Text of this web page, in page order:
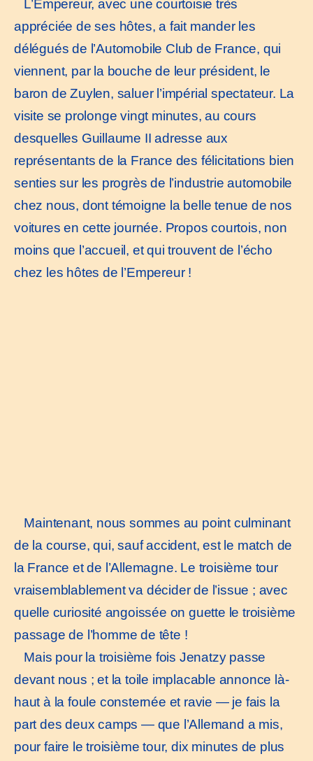
L’Empereur, avec une courtoisie très
appréciée de ses hôtes, a fait mander les
délégués de l’Automobile Club de France, qui
viennent, par la bouche de leur président, le
baron de Zuylen, saluer l’impérial spectateur. La
visite se prolonge vingt minutes, au cours
desquelles Guillaume II adresse aux
représentants de la France des félicitations bien
senties sur les progrès de l’industrie automobile
chez nous, dont témoigne la belle tenue de nos
voitures en cette journée. Propos courtois, non
moins que l’accueil, et qui trouvent de l’écho
chez les hôtes de l’Empereur !
Maintenant, nous sommes au point culminant
de la course, qui, sauf accident, est le match de
la France et de l’Allemagne. Le troisième tour
vraisemblablement va décider de l’issue ; avec
quelle curiosité angoissée on guette le troisième
passage de l’homme de tête !
Mais pour la troisième fois Jenatzy passe
devant nous ; et la toile implacable annonce là-
haut à la foule consternée et ravie — je fais la
part des deux camps — que l’Allemand a mis,
pour faire le troisième tour, dix minutes de plus